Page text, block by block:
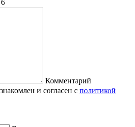
Комментарий
и согласен с политикой